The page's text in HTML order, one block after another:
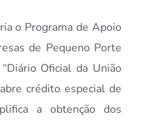
o Programa de Apoio
de Pequeno Porte
Oficial da União
crédito especial de
a obtenção dos